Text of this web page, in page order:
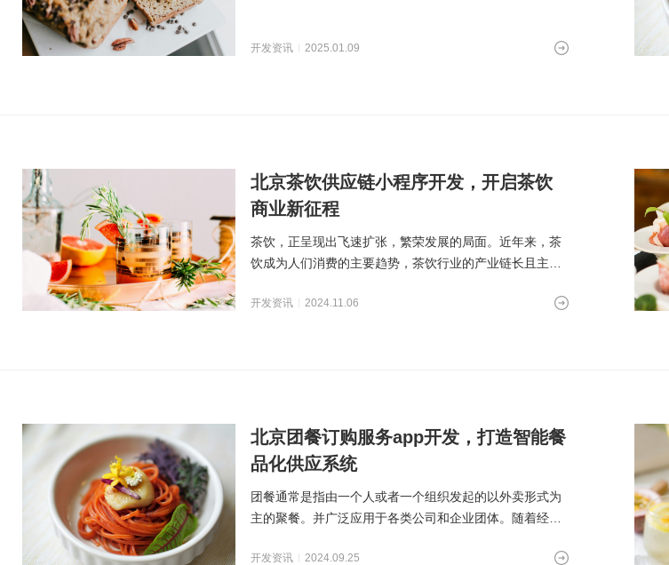
开发资讯 2025.01.09
北京茶饮供应链小程序开发，开启茶饮
商业新征程
茶饮，正呈现出飞速扩张，繁荣发展的局面。近年来，茶
饮成为人们消费的主要趋势，茶饮行业的产业链长且主体
开发资讯 2024.11.06
北京团餐订购服务app开发，打造智能餐
品化供应系统
团餐通常是指由一个人或者一个组织发起的以外卖形式为
主的聚餐。并广泛应用于各类公司和企业团体。随着经济
开发资讯 2024.09.25